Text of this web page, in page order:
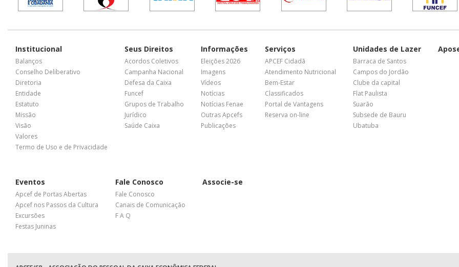
Institucional
Balanços
Conselho Deliberativo
Diretoria
Entidade
Estatuto
Missão
Visão
Valores
Termo de Uso e de Privacidade
Seus Direitos
Acordos Coletivos
Campanha Nacional
Defesa da Caixa
Funcef
Grupos de Trabalho
Jurídico
Saúde Caixa
Informações
Eleições 2026
Imagens
Vídeos
Notícias
Notícias Fenae
Outras Apcefs
Publicações
Serviços
APCEF Cidadã
Atendimento Nutricional
Bem-Estar
Classificados
Portal de Vantagens
Reserva on-line
Unidades de Lazer
Barraca de Santos
Campos do Jordão
Clube da capital
Flat Paulista
Suarão
Subsede de Bauru
Ubatuba
Eventos
Apcef de Portas Abertas
Apcef nos Passos da Cultura
Excursões
Festas Juninas
Fale Conosco
Fale Conosco
Canais de Comunicação
F A Q
Associe-se